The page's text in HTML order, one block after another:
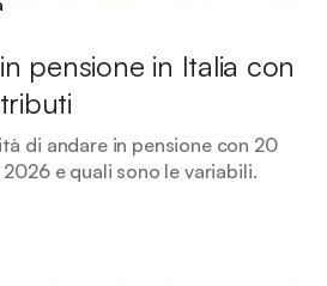
pensione in Italia con
di andare in pensione con 20
e quali sono le variabili.